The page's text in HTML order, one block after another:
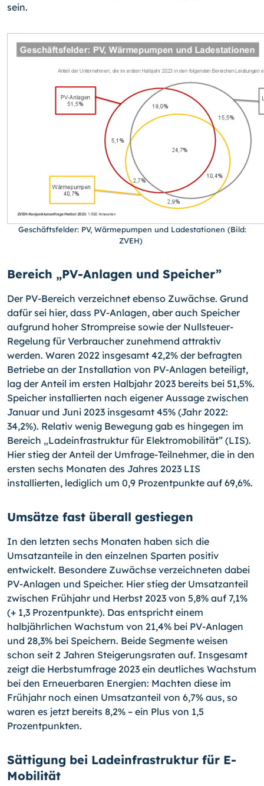
sein.
Geschäftsfelder: PV, Wärmepumpen und Ladestationen (Bild:
ZVEH)
Bereich „PV-Anlagen und Speicher”
Der PV-Bereich verzeichnet ebenso Zuwächse. Grund
dafür sei hier, dass PV-Anlagen, aber auch Speicher
aufgrund hoher Strompreise sowie der Nullsteuer-
Regelung für Verbraucher zunehmend attraktiv
werden. Waren 2022 insgesamt 42,2% der befragten
Betriebe an der Installation von PV-Anlagen beteiligt,
lag der Anteil im ersten Halbjahr 2023 bereits bei 51,5%.
Speicher installierten nach eigener Aussage zwischen
Januar und Juni 2023 insgesamt 45% (Jahr 2022:
34,2%). Relativ wenig Bewegung gab es hingegen im
Bereich „Ladeinfrastruktur für Elektromobilität” (LIS).
Hier stieg der Anteil der Umfrage-Teilnehmer, die in den
ersten sechs Monaten des Jahres 2023 LIS
installierten, lediglich um 0,9 Prozentpunkte auf 69,6%.
Umsätze fast überall gestiegen
In den letzten sechs Monaten haben sich die
Umsatzanteile in den einzelnen Sparten positiv
entwickelt. Besondere Zuwächse verzeichneten dabei
PV-Anlagen und Speicher. Hier stieg der Umsatzanteil
zwischen Frühjahr und Herbst 2023 von 5,8% auf 7,1%
(+ 1,3 Prozentpunkte). Das entspricht einem
halbjährlichen Wachstum von 21,4% bei PV-Anlagen
und 28,3% bei Speichern. Beide Segmente weisen
schon seit 2 Jahren Steigerungsraten auf. Insgesamt
zeigt die Herbstumfrage 2023 ein deutliches Wachstum
bei den Erneuerbaren Energien: Machten diese im
Frühjahr noch einen Umsatzanteil von 6,7% aus, so
waren es jetzt bereits 8,2% – ein Plus von 1,5
Prozentpunkten.
Sättigung bei Ladeinfrastruktur für E-
Mobilität